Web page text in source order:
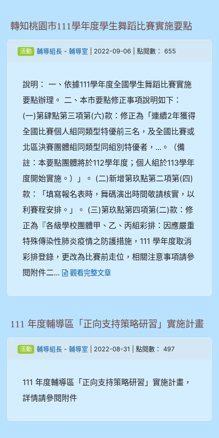
轉知桃園市111學年度學生舞蹈比賽實施要點
活動 輔導組長 - 輔導室 | 2022-09-06 | 點閱數： 655
說明： 一、依據111學年度全國學生舞蹈比賽實施
要點辦理。 二、本市要點修正事項說明如下：
(一)第肆點第三項第(六)款：修正為「連續2年獲得
全國比賽個人組同類型特優前三名，及全國比賽或
北區決賽團體組同類型同組別特優者，...。（備
註：本要點團體將於112學年度；個人組於113學年
度開始實施。）」。 (二)新增第玖點第二項第(四)
款：「填寫報名表時，舞碼演出時間敬請核實，以
利賽程安排。」。 (三)第玖點第四項第(二)款：修
正為『各級學校團體甲、乙、丙組彩排：因應嚴重
特殊傳染性肺炎疫情之防護措施，111 學年度取消
彩排登錄，更改為比賽前走位，相關注意事項請參
閱附件二...
觀看完整文章
111 年度輔導區「正向支持策略研習」實施計畫
活動 輔導組長 - 輔導室 | 2022-08-31 | 點閱數： 497
111 年度輔導區「正向支持策略研習」實施計畫，
詳情請參閱附件